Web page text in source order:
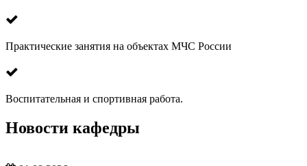
Практические занятия на объектах МЧС России
Воспитательная и спортивная работа.
Новости кафедры